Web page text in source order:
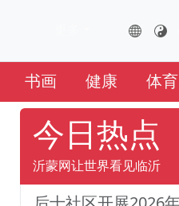
书画 健康 体育
今日热点
沂蒙网让世界看见临沂